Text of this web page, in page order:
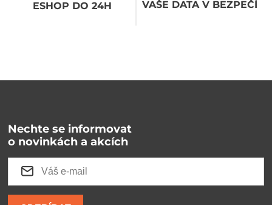
ESHOP DO 24H
VAŠE DATA V BEZPEČÍ
Nechte se informovat
o novinkách a akcích